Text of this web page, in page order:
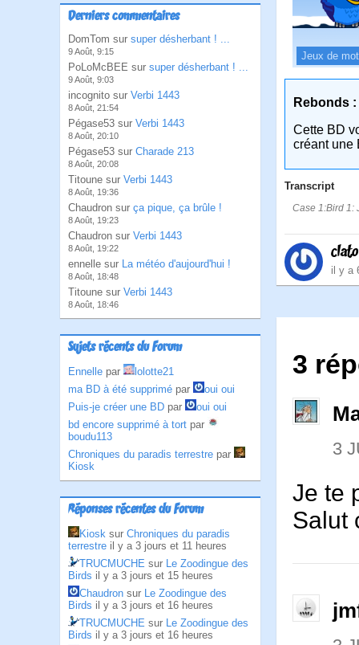
Derniers commentaires
DomTom sur super désherbant ! ...
9 Août, 9:15
PoLoMcBEE sur super désherbant ! ...
9 Août, 9:03
incognito sur Verbi 1443
8 Août, 21:54
Pégase53 sur Verbi 1443
8 Août, 20:10
Pégase53 sur Charade 213
8 Août, 20:08
Titoune sur Verbi 1443
8 Août, 19:36
Chaudron sur ça pique, ça brûle !
8 Août, 19:23
Chaudron sur Verbi 1443
8 Août, 19:22
ennelle sur La météo d'aujourd'hui !
8 Août, 18:48
Titoune sur Verbi 1443
8 Août, 18:46
Sujets récents du Forum
Ennelle par
lolotte21
ma BD à été supprimé par
oui oui
Puis-je créer une BD par
oui oui
bd encore supprimé à tort par
boudu113
Chroniques du paradis terrestre par
Kiosk
Réponses récentes du Forum
Kiosk sur Chroniques du paradis
terrestre il y a 3 jours et 11 heures
TRUCMUCHE sur Le Zoodingue des
Birds il y a 3 jours et 15 heures
Chaudron sur Le Zoodingue des
Birds il y a 3 jours et 16 heures
TRUCMUCHE sur Le Zoodingue des
Birds il y a 3 jours et 16 heures
Jeux de
Rebonds :
Cette BD
créant une
Transcript
Case 1:Bird 1:
il y a
3
3
Je te
Salut